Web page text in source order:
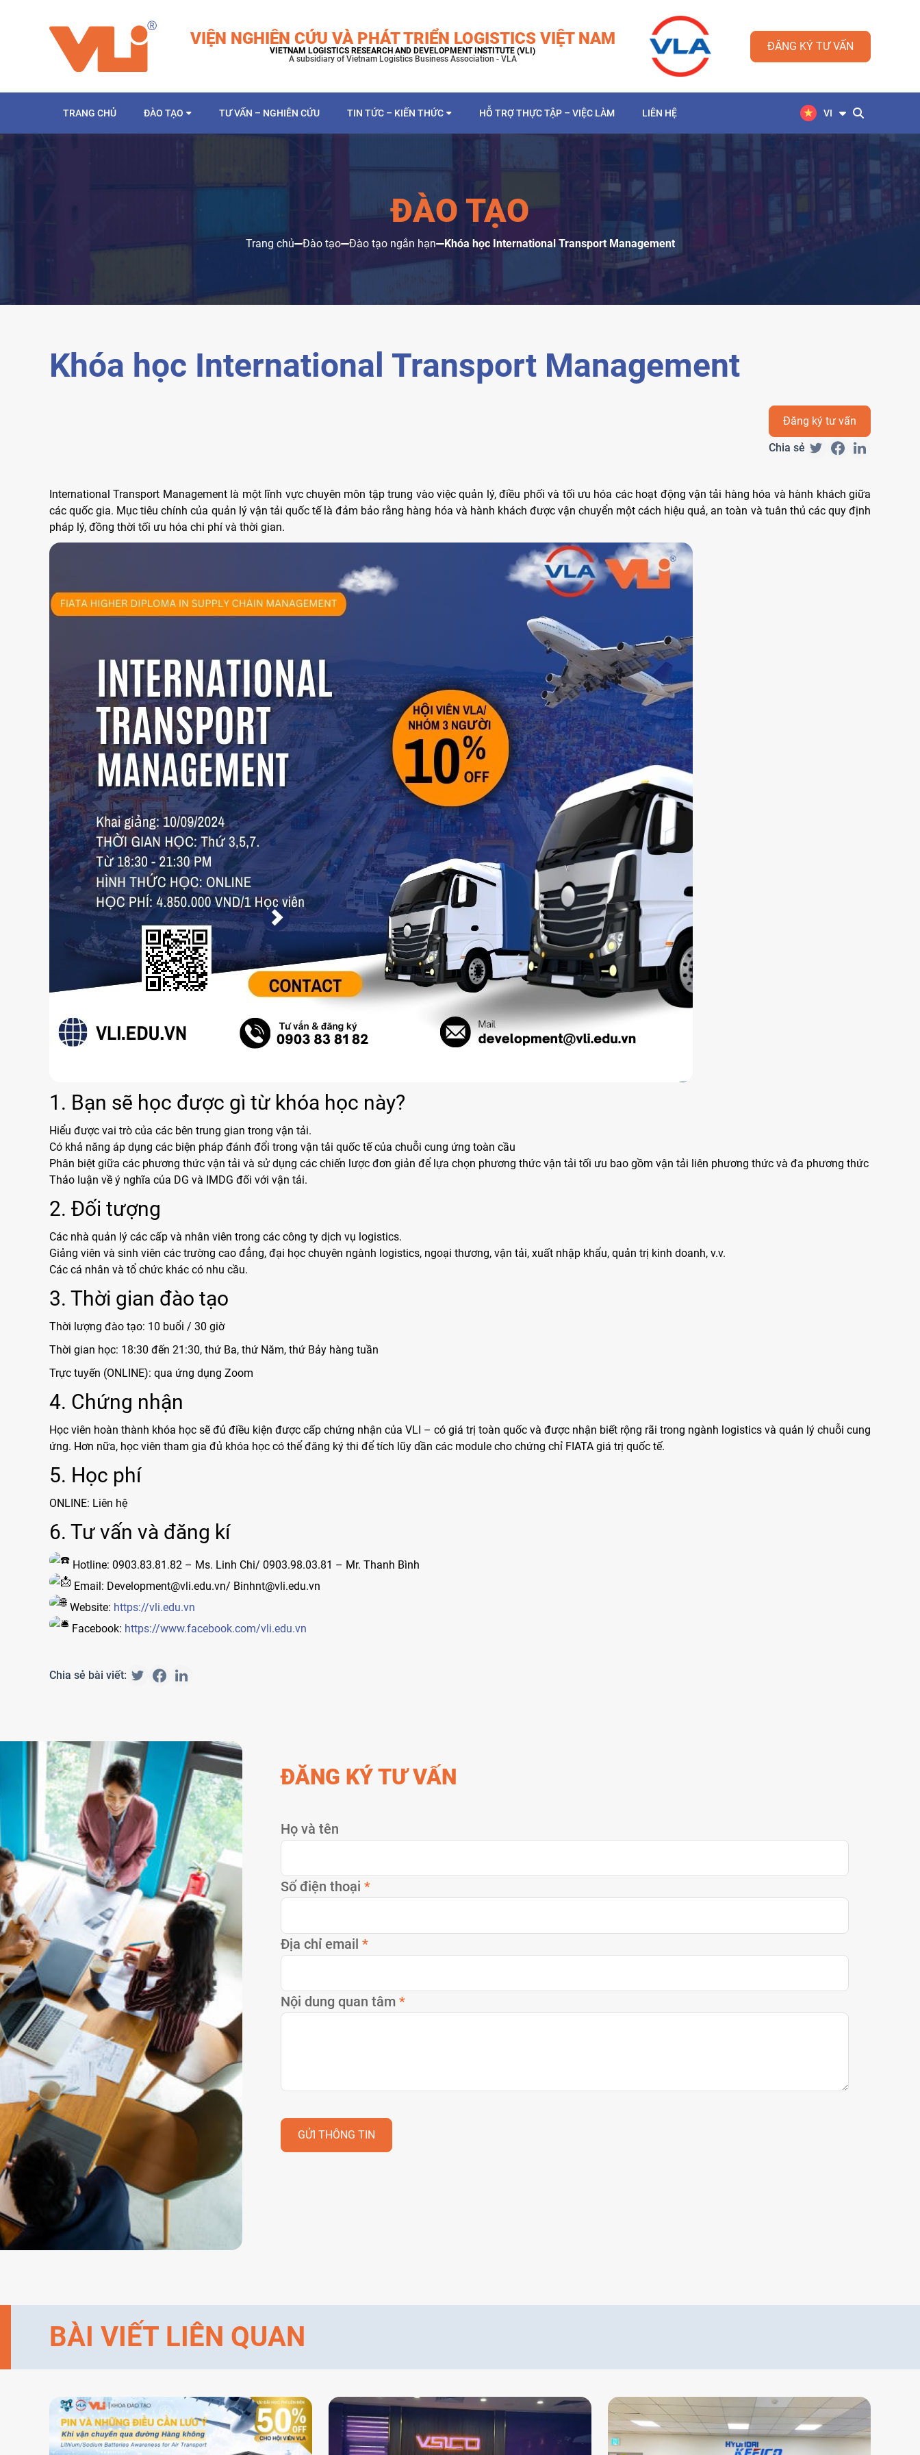
VIỆN NGHIÊN CỨU VÀ PHÁT TRIỂN LOGISTICS VIỆT NAM
VIETNAM LOGISTICS RESEARCH AND DEVELOPMENT INSTITUTE (VLI)
A subsidiary of Vietnam Logistics Business Association - VLA
ĐĂNG KÝ TƯ VẤN
TRANG CHỦ ĐÀO TẠO TƯ VẤN – NGHIÊN CỨU TIN TỨC – KIẾN THỨC HỖ TRỢ THỰC TẬP – VIỆC LÀM LIÊN HỆ VI
ĐÀO TẠO
Trang chủ Đào tạo Đào tạo ngắn hạn Khóa học International Transport Management
Khóa học International Transport Management
Đăng ký tư vấn
Chia sẻ
International Transport Management là một lĩnh vực chuyên môn tập trung vào việc quản lý, điều phối và tối ưu hóa các hoạt động vận tải hàng hóa và hành khách giữa
các quốc gia. Mục tiêu chính của quản lý vận tải quốc tế là đảm bảo rằng hàng hóa và hành khách được vận chuyển một cách hiệu quả, an toàn và tuân thủ các quy định
pháp lý, đồng thời tối ưu hóa chi phí và thời gian.
1. Bạn sẽ học được gì từ khóa học này?
Hiểu được vai trò của các bên trung gian trong vận tải.
Có khả năng áp dụng các biện pháp đánh đổi trong vận tải quốc tế của chuỗi cung ứng toàn cầu
Phân biệt giữa các phương thức vận tải và sử dụng các chiến lược đơn giản để lựa chọn phương thức vận tải tối ưu bao gồm vận tải liên phương thức và đa phương thức
Thảo luận về ý nghĩa của DG và IMDG đối với vận tải.
2. Đối tượng
Các nhà quản lý các cấp và nhân viên trong các công ty dịch vụ logistics.
Giảng viên và sinh viên các trường cao đẳng, đại học chuyên ngành logistics, ngoại thương, vận tải, xuất nhập khẩu, quản trị kinh doanh, v.v.
Các cá nhân và tổ chức khác có nhu cầu.
3. Thời gian đào tạo
Thời lượng đào tạo: 10 buổi / 30 giờ
Thời gian học: 18:30 đến 21:30, thứ Ba, thứ Năm, thứ Bảy hàng tuần
Trực tuyến (ONLINE): qua ứng dụng Zoom
4. Chứng nhận
Học viên hoàn thành khóa học sẽ đủ điều kiện được cấp chứng nhận của VLI – có giá trị toàn quốc và được nhận biết rộng rãi trong ngành logistics và quản lý chuỗi cung
ứng. Hơn nữa, học viên tham gia đủ khóa học có thể đăng ký thi để tích lũy dần các module cho chứng chỉ FIATA giá trị quốc tế.
5. Học phí
ONLINE: Liên hệ
6. Tư vấn và đăng kí
Hotline: 0903.83.81.82 – Ms. Linh Chi/ 0903.98.03.81 – Mr. Thanh Bình
Email: Development@vli.edu.vn/ Binhnt@vli.edu.vn
Website: https://vli.edu.vn
Facebook: https://www.facebook.com/vli.edu.vn
Chia sẻ bài viết:
ĐĂNG KÝ TƯ VẤN
Họ và tên
Số điện thoại *
Địa chỉ email *
Nội dung quan tâm *
GỬI THÔNG TIN
BÀI VIẾT LIÊN QUAN